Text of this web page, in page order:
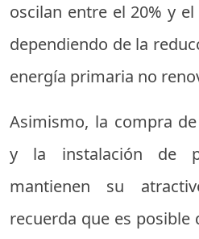
oscilan entre el 20% y
dependiendo de la
energía primaria no
Asimismo, la compra
y la instalación de
mantienen su
recuerda que es posible